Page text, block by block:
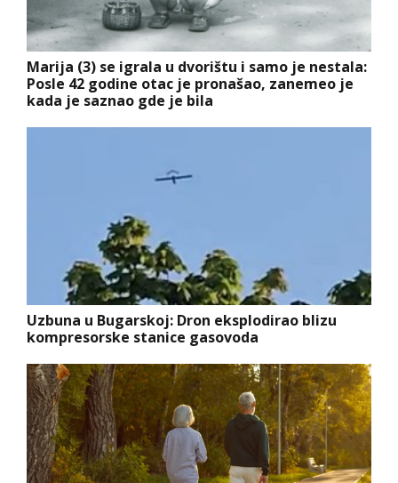
Marija (3) se igrala u dvorištu i samo je nestala:
Posle 42 godine otac je pronašao, zanemeo je
kada je saznao gde je bila
Uzbuna u Bugarskoj: Dron eksplodirao blizu
kompresorske stanice gasovoda